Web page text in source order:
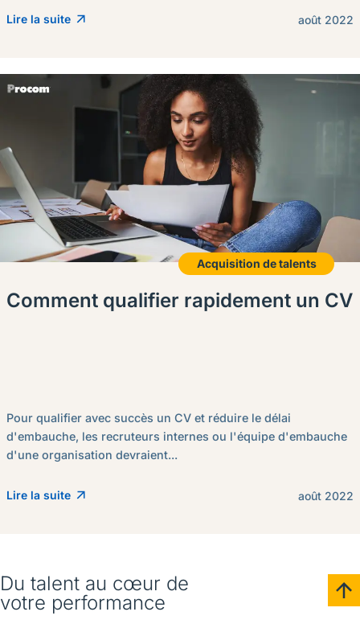
Lire la suite août 2022
Acquisition de talents
Comment qualifier rapidement un CV
Pour qualifier avec succès un CV et réduire le délai
d'embauche, les recruteurs internes ou l'équipe d'embauche
d'une organisation devraient...
Lire la suite août 2022
Du talent au cœur de
votre performance